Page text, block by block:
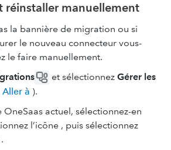
réinstaller manuellement
la bannière de migration ou si
le nouveau connecteur vous-
le faire manuellement.
et sélectionnez Gérer les
Aller à ).
OneSaas actuel, sélectionnez-en
l’icône , puis sélectionnez
.